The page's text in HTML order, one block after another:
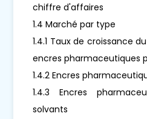
chiffre d'affaires
1.4 Marché par type
1.4.1 Taux de croissance
encres pharmaceutiques
1.4.2 Encres
1.4.3 Encres
solvants